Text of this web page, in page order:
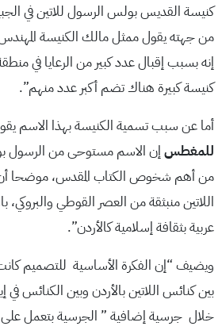
كنيسة القديس بولس الرسول للاتين في
من جهته يقول ممثل مالك الكنيسة
إنه بسبب إقبال عدد كبير من الرعايا في
كنيسة كبيرة هناك تضم أكبر عدد منهم”.
أما عن سبب تسمية الكنيسة بهذا الاسم
للمغطس إن الاسم مستوحى من الرسول
من أهم شخوص الكتاب المقدس، موضحا
اللاتين منبثقة من العصر القوطي
عربية بثقافة إسلامية كالأردن”.
ويضيف “إن الفكرة الأساسية للتصميم
بين كنائس اللاتين بالأردن وبين الكنائس في
خلال جرسية إضافية ” الجرسية بتعمل على